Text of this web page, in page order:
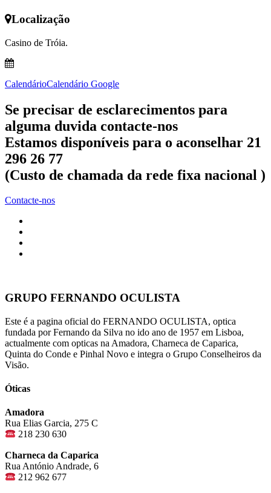
Localização
Casino de Tróia.
CalendárioCalendário Google
Se precisar de esclarecimentos para
alguma duvida contacte-nos
Estamos disponíveis para o aconselhar 21
296 26 77
(Custo de chamada da rede fixa nacional )
Contacte-nos
GRUPO FERNANDO OCULISTA
Este é a pagina oficial do FERNANDO OCULISTA, optica
fundada por Fernando da Silva no ido ano de 1957 em Lisboa,
actualmente com opticas na Amadora, Charneca de Caparica,
Quinta do Conde e Pinhal Novo e integra o Grupo Conselheiros da
Visão.
Óticas
Amadora
Rua Elias Garcia, 275 C
218 230 630
Charneca da Caparica
Rua António Andrade, 6
212 962 677